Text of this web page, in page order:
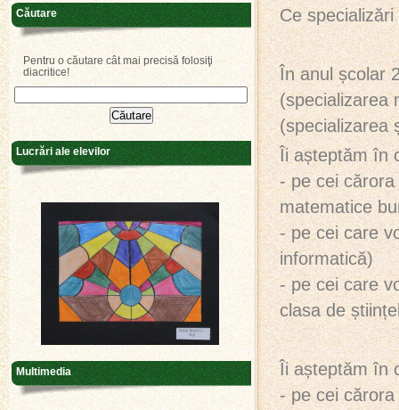
Ce
În anul școlar
(specializarea
(specializarea
Îi așteptăm în
- pe cei
matematice
- pe cei care
informatică)
- pe cei care
clasa de
Îi așteptăm în
- pe cei
Căutare
Pentru o căutare cât mai precisă folosiţi
diacritice!
Lucrări ale elevilor
Multimedia